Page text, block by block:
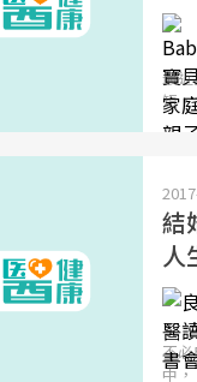
最
短
結
人
不
中